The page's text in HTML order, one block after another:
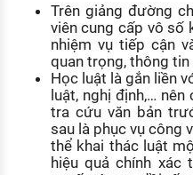
Trên giảng đường
viên cung cấp vô số
nhiệm vụ tiếp cận
quan trọng, thông
Học luật là gắn liền
luật, nghị định,…
tra cứu văn bản
sau là phục vụ công
thể khai thác luật
hiệu quả chính xác